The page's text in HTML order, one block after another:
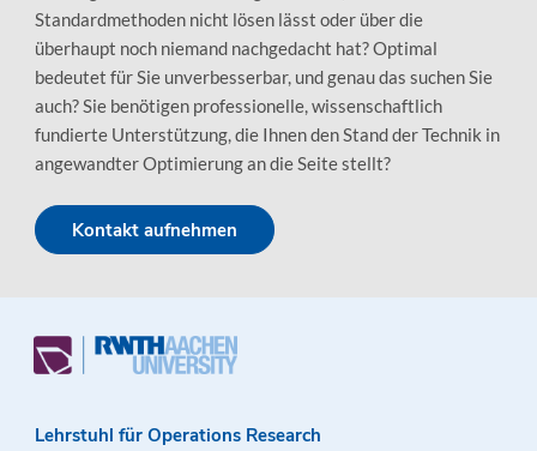
Standardmethoden nicht lösen lässt oder über die
überhaupt noch niemand nachgedacht hat? Optimal
bedeutet für Sie unverbesserbar, und genau das suchen Sie
auch? Sie benötigen professionelle, wissenschaftlich
fundierte Unterstützung, die Ihnen den Stand der Technik in
angewandter Optimierung an die Seite stellt?
Kontakt aufnehmen
Lehrstuhl für Operations Research